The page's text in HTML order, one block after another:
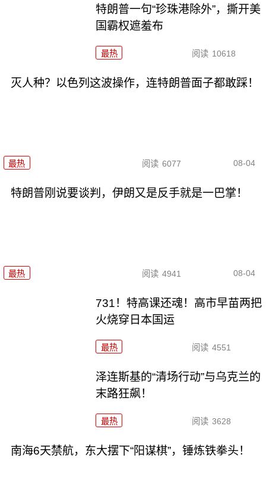
特朗普一句“珍珠港除外”，撕开美
国霸权遮羞布
最热 阅读 10618
灭人种？以色列这波操作，连特朗普面子都敢踩！
最热 阅读 6077 08-04
特朗普刚说要谈判，伊朗又是反手就是一巴掌！
最热 阅读 4941 08-04
731！特高课还魂！高市早苗两把
火烧穿日本国运
最热 阅读 4551
泽连斯基的“清场行动”与乌克兰的
末路狂飙！
最热 阅读 3628
南海6天禁航，东大摆下“阳谋棋”，锤炼铁拳头！